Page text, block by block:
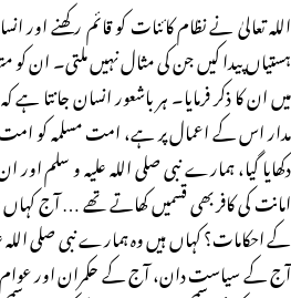
اللہ تعالیٰ نے نظام کائنات کو قائم رکھنے
ہستیاں پیدا کیں جن کی مثال نہیں ملتی۔ ان
میں ان کا ذکر فرمایا۔ ہر باشعور انسان جانتا ہے
مدار اس کے اعمال پر ہے، امت مسلمہ کو
دکھایا گیا، ہمارے نبی صلی اللہ علیہ و سلم
امانت کی کافر بھی قسمیں کھاتے تھے … آج
کے احکامات؟ کہاں ہیں وہ ہمارے نبی صلی اللہ
آج کے سیاست دان، آج کے حکمران اور عوام